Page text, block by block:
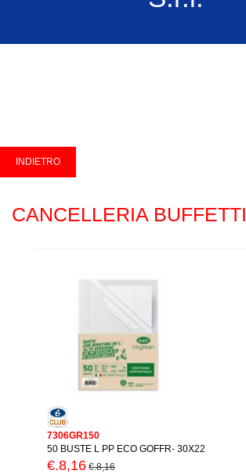
CANCELLERIA BUFFETTI
7306GR150
50 BUSTE L PP ECO GOFFR- 30X22
€.8,16 €.8,16